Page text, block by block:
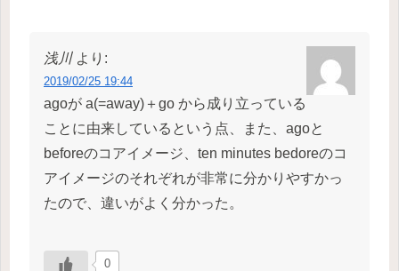
浅川 より:
2019/02/25 19:44
agoが a(=away)＋go から成り立っている
ことに由来しているという点、また、agoと
beforeのコアイメージ、ten minutes bedoreのコ
アイメージのそれぞれが非常に分かりやすかっ
たので、違いがよく分かった。
0